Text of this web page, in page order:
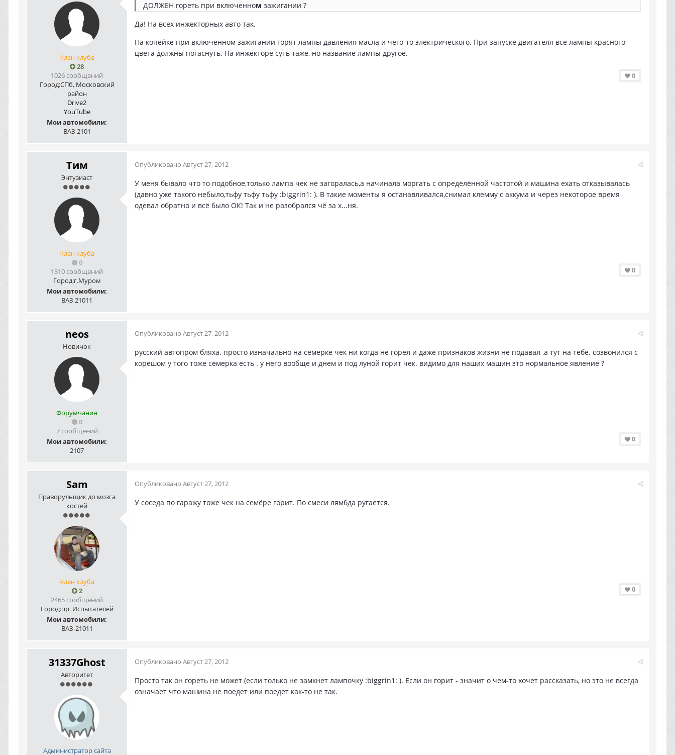
Член клуба
28
1026 сообщений
Город:СПб, Московский
район
Drive2
YouTube
Мои автомобили:
ВАЗ 2101
ДОЛЖЕН гореть при включенном зажигании ?
Да! На всех инжекторных авто так.
На копейке при включенном зажигании горят лампы давления масла и чего-то электрического. При запуске двигателя все лампы красного
цвета должны погаснуть. На инжекторе суть таже, но название лампы другое.
0
Тим
Энтузиаст
Член клуба
0
1310 сообщений
Город:г.Муром
Мои автомобили:
ВАЗ 21011
Опубликовано Август 27, 2012
У меня бывало что то подобное,только лампа чек не загоралась,а начинала моргать с определённой частотой и машина ехать отказывалась
(давно уже такого небыло,тьфу тьфу тьфу :biggrin1: ). В такие моменты я останавливался,снимал клемму с аккума и через некоторое время
одевал обратно и всё было ОК! Так и не разобрался чё за х...ня.
0
neos
Новичок
Форумчанин
0
7 сообщений
Мои автомобили:
2107
Опубликовано Август 27, 2012
русский автопром бляха. просто изначально на семерке чек ни когда не горел и даже признаков жизни не подавал ,а тут на тебе. созвонился с
корешом у того тоже семерка есть . у него вообще и днем и под луной горит чек. видимо для наших машин это нормальное явление ?
0
Sam
Праворульщик до мозга
костей
Член клуба
2
2465 сообщений
Город:пр. Испытателей
Мои автомобили:
ВАЗ-21011
Опубликовано Август 27, 2012
У соседа по гаражу тоже чек на семёре горит. По смеси лямбда ругается.
0
31337Ghost
Авторитет
Администратор сайта
Опубликовано Август 27, 2012
Просто так он гореть не может (если только не замкнет лампочку :biggrin1: ). Если он горит - значит о чем-то хочет рассказать, но это не всегда
означает что машина не поедет или поедет как-то не так.